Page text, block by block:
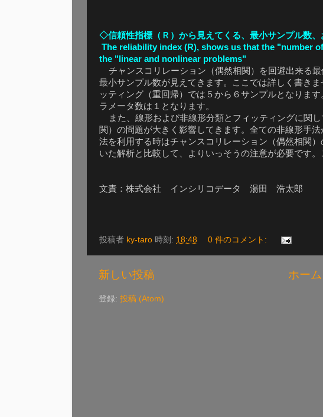
◇信頼性指標（Ｒ）から見えてくる、最小サンプル数、
The reliability index (R), shows us that the "number
the "linear and nonlinear problems"
チャンスコリレーション（偶然相関）を回避出来る
最小サンプル数が見えてきます。ここでは詳しく書き
ッティング（重回帰）では５から６サンプルとなりま
ラメータ数は１となります。
また、線形および非線形分類とフィッティングに関
関）の問題が大きく影響してきます。全ての非線形手
法を利用する時はチャンスコリレーション（偶然相関
いた解析と比較して、よりいっそうの注意が必要です
文責：株式会社 インシリコデータ 湯田 浩太郎
投稿者 ky-taro 時刻: 18:48 0 件のコメント:
新しい投稿 ホーム
登録: 投稿 (Atom)